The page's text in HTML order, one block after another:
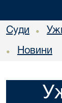
Суди •
• Новини